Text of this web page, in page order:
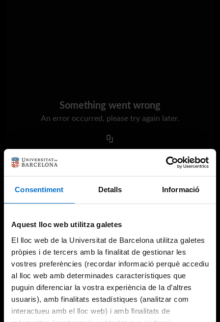
Consentiment Detalls Informació
Aquest lloc web utilitza galetes
El lloc web de la Universitat de Barcelona utilitza galetes
pròpies i de tercers amb la finalitat de gestionar les
vostres preferències (recordar informació perquè accediu
al lloc web amb determinades característiques que
puguin diferenciar la vostra experiència de la d’altres
usuaris), amb finalitats estadístiques (analitzar com
interactueu amb el lloc web) i amb finalitats de
Something went wrong
An error occurred, please try again later.